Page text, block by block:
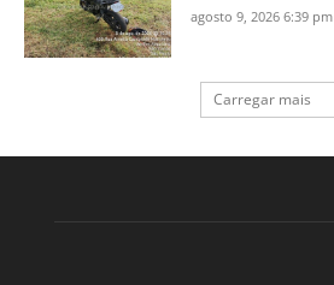
agosto 9, 2026 6:39 pm
Carregar mais